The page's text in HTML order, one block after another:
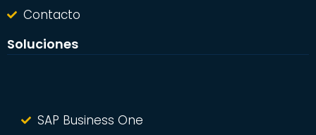
Contacto
Soluciones
SAP Business One